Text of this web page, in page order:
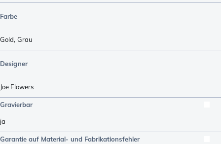
Farbe
Gold, Grau
Designer
Joe Flowers
Gravierbar
ja
Garantie auf Material- und Fabrikationsfehler